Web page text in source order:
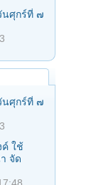
นศุกร์ที่ ๗
นศุกร์ที่ ๗
ค์ ใช้
จัด